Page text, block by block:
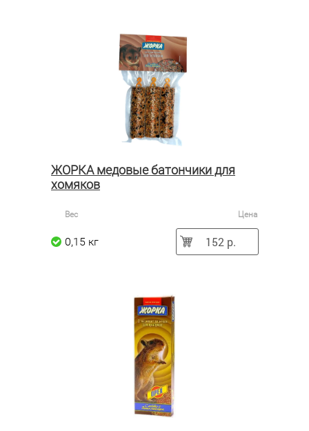
ЖОРКА медовые батончики для
хомяков
Вес Цена
0,15 кг 152 р.